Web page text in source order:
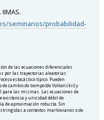
seminarios/probabilidad-
de las ecuaciones diferenciales
por las trayectorias aleatorias
estocástico típico. Pueden
cambio de tiempo (de Volkonskii) y
para las mismas. Las ecuaciones de
existencia y unicidad débil de
de aproximación robusta. Sin
a contextos markovianos o de